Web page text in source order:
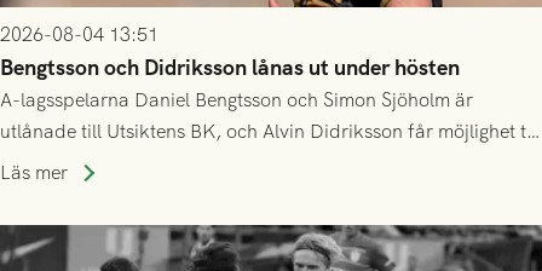
2026-08-04 13:51
Bengtsson och Didriksson lånas ut under hösten
A-lagsspelarna Daniel Bengtsson och Simon Sjöholm är
utlånade till Utsiktens BK, och Alvin Didriksson får möjlighet till
speltid i Hestrafors genom föreningssamarbete.
Läs mer